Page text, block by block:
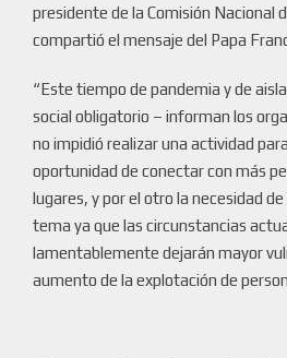
presidente de la Comisión Nacional
compartió el mensaje del Papa
“Este tiempo de pandemia y de
social obligatorio – informan los
no impidió realizar una actividad
oportunidad de conectar con más
lugares, y por el otro la necesidad
tema ya que las circunstancias
lamentablemente dejarán mayor
aumento de la explotación de